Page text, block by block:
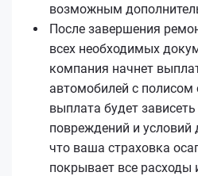
возможным
После завершения
всех необходимых
компания начнет
автомобилей с полисом
выплата будет
повреждений и условий
что ваша страховка
покрывает все расходы